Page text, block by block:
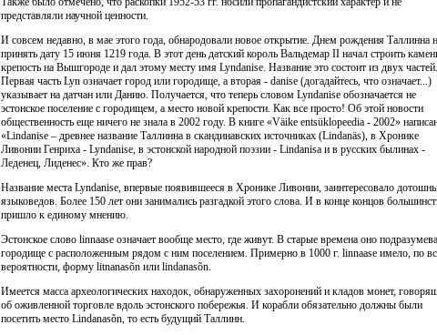
представляли научной ценности.
И совсем недавно, в мае этого года, обнародовали новое открытие. Днем рождения Таллинна
принять дату 15 июня 1219 года. В этот день датский король Вальдемар II начал строить
крепость на Вышгороде и дал этому месту имя Lyndanise. Название это состоит из двух частей.
Первая часть Lyn означает город или городище, а вторая - danise (догадайтесь, что означает...)
указывает на датчан или Данию. Получается, что теперь словом Lyndanise обозначается не
эстонское поселение с городищем, а место новой крепости. Как все просто! Об этой новости
общественность еще ничего не знала в 2002 году. В книге «Väike entsüklopeedia - 2002»
«Lindanise – древнее название Таллинна в скандинавских источниках (Lindanäs), в Хронике
Ливонии Генриха - Lyndanise, в эстонской народной поэзии - Lindanisa и в русских былинах -
Леденец, Лиденес». Кто же прав?
Название места Lyndanise, впервые появившееся в Хронике Ливонии, заинтересовало
языковедов. Более 150 лет они занимались разгадкой этого слова. И в конце концов
пришло к единому мнению.
Эстонское слово linnaase означает вообще место, где живут. В старые времена оно
городище с расположенным рядом с ним поселением. Примерно в 1000 г. linnaase имело, по
вероятности, форму litnanasõn или lindanasõn.
Имеется масса археологических находок, обнаруженных захоронений и кладов монет,
об оживленной торговле вдоль эстонского побережья. И корабли обязательно должны были
посетить место Lindanasõn, то есть будущий Таллинн.